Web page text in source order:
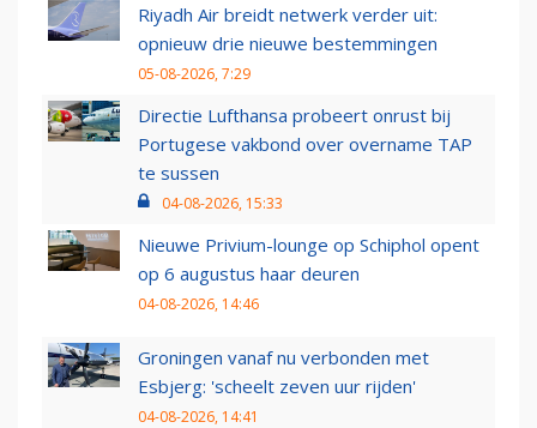
Riyadh Air breidt netwerk verder uit:
opnieuw drie nieuwe bestemmingen
05-08-2026, 7:29
Directie Lufthansa probeert onrust bij
Portugese vakbond over overname TAP
te sussen
04-08-2026, 15:33
Nieuwe Privium-lounge op Schiphol opent
op 6 augustus haar deuren
04-08-2026, 14:46
Groningen vanaf nu verbonden met
Esbjerg: 'scheelt zeven uur rijden'
04-08-2026, 14:41